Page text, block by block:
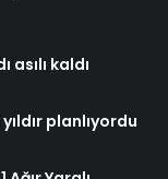
kaldı
planlıyordu